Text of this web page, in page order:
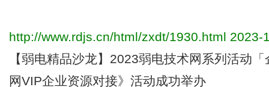
http://www.rdjs.cn/html/zxdt/1930.html 2023-
【弱电精品沙龙】2023弱电技术网系列活动
网VIP企业资源对接》活动成功举办